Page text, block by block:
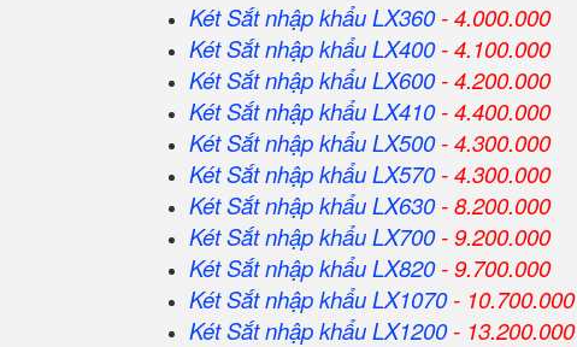
Két Sắt nhập khẩu LX360- 4.000.000
Két Sắtnhập khẩuLX400- 4.100.000
Két Sắtnhập khẩuLX600- 4.200.000
Két Sắtnhập khẩuLX410- 4.400.000
Két Sắtnhập khẩuLX500- 4.300.000
Két Sắtnhập khẩuLX570- 4.300.000
Két Sắtnhập khẩuLX630- 8.200.000
Két Sắtnhập khẩuLX700- 9.200.000
Két Sắtnhập khẩuLX820- 9.700.000
Két Sắtnhập khẩuLX1070- 10.700.000
Két Sắtnhập khẩuLX1200- 13.200.000